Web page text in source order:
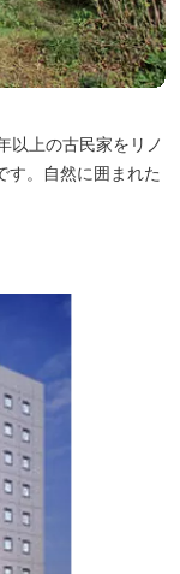
以上の古民家をリノ
す。自然に囲まれた